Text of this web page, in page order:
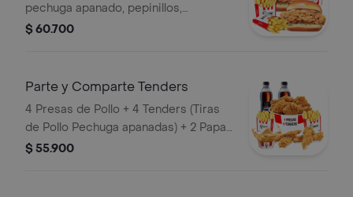
pechuga apanado, pepinillos,
mayonesa premium y mantequilla) + 2
$ 60.700
Parte y Comparte Tenders
4 Presas de Pollo + 4 Tenders (Tiras
de Pollo Pechuga apanadas) + 2 Papas
Pequeñas + 1 Balde de Salsa 100g + 2
$ 55.900